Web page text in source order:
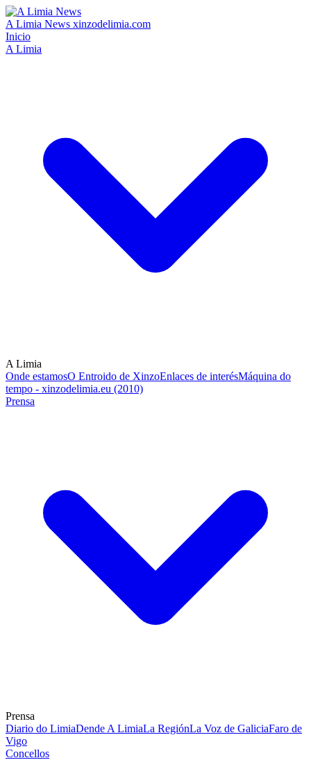
A Limia News xinzodelimia.com
Inicio
A Limia
A Limia
Onde estamosO Entroido de XinzoEnlaces de interésMáquina do
tempo - xinzodelimia.eu (2010)
Prensa
Prensa
Diario do LimiaDende A LimiaLa RegiónLa Voz de GaliciaFaro de
Vigo
Concellos